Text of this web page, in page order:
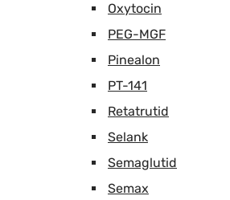
Oxytocin
PEG-MGF
Pinealon
PT-141
Retatrutid
Selank
Semaglutid
Semax